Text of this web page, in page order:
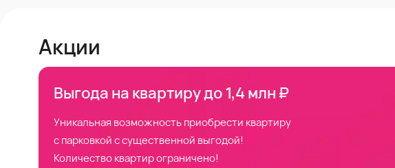
Акции
Выгода на квартиру до 1,4 млн ₽
Уникальная возможность приобрести квартиру
с парковкой с существенной выгодой!
Количество квартир ограничено!